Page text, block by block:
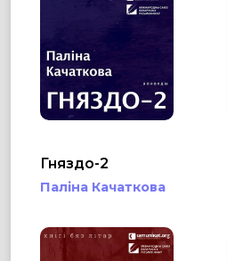
Гняздо-2
Паліна Качаткова